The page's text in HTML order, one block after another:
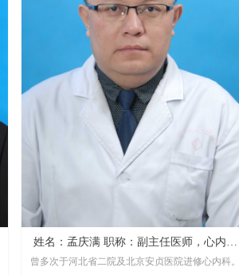
姓名：孟庆满 职称：副主任医师，心内科
主任。
曾多次于河北省二院及北京安贞医院进修心内科。